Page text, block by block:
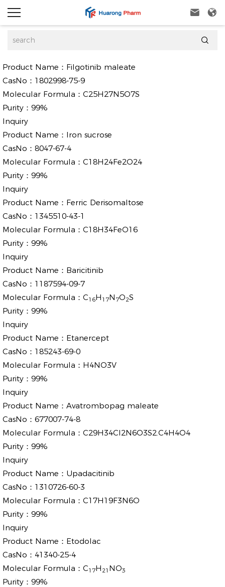
 

Product Name： Filgotinib maleate
CasNo： 1802998-75-9
Molecular Formula： C25H27N5O7S
Purity： 99%
Inquiry
Product Name： Iron sucrose
CasNo： 8047-67-4
Molecular Formula： C18H24Fe2O24
Purity： 99%
Inquiry
Product Name： Ferric Derisomaltose
CasNo： 1345510-43-1
Molecular Formula： C18H34FeO16
Purity： 99%
Inquiry
Product Name： Baricitinib
CasNo： 1187594-09-7
Molecular Formula： C16H 17N 7O2S
Purity： 99%
Inquiry
Product Name： Etanercept
CasNo： 185243-69-0
Molecular Formula： H4NO3V
Purity： 99%
Inquiry
Product Name： Avatrombopag maleate
CasNo： 677007-74-8
Molecular Formula： C29H34Cl2N6O3S2.C4H4O4
Purity： 99%
Inquiry
Product Name： Upadacitinib
CasNo： 1310726-60-3
Molecular Formula： C17H19F3N6O
Purity： 99%
Inquiry
Product Name： Etodolac
CasNo： 41340-25-4
Molecular Formula： C17H 21 NO3
Purity： 99%